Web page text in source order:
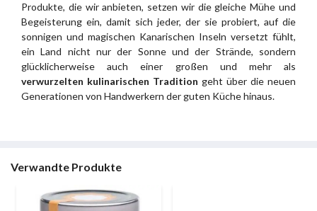
Produkte, die wir anbieten, setzen wir die gleiche Mühe und
Begeisterung ein, damit sich jeder, der sie probiert, auf die
sonnigen und magischen Kanarischen Inseln versetzt fühlt,
ein Land nicht nur der Sonne und der Strände, sondern
glücklicherweise auch einer großen und mehr als
verwurzelten kulinarischen Tradition geht über die neuen
Generationen von Handwerkern der guten Küche hinaus.
Verwandte Produkte